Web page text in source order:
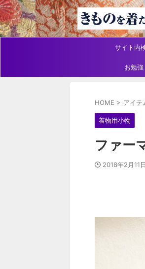
サイト内
お勉強
HOME > アイテ
着物用小物
ファー
2018年2月11日